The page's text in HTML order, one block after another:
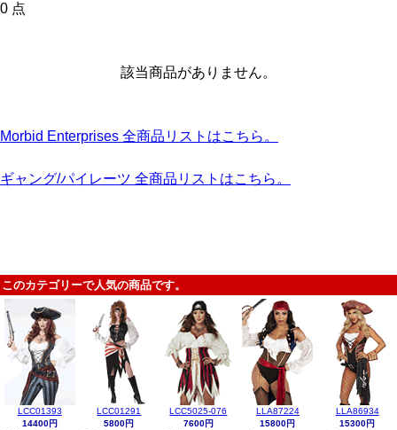
0 点
該当商品がありません。
Morbid Enterprises 全商品リストはこちら。
ギャング/パイレーツ 全商品リストはこちら。
このカテゴリーで人気の商品です。
LCC01393
14400円
LCC01291
5800円
LCC5025-076
7600円
LLA87224
15800円
LLA86934
15300円